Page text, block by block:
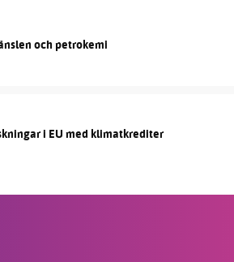
och petrokemi
i EU med klimatkrediter